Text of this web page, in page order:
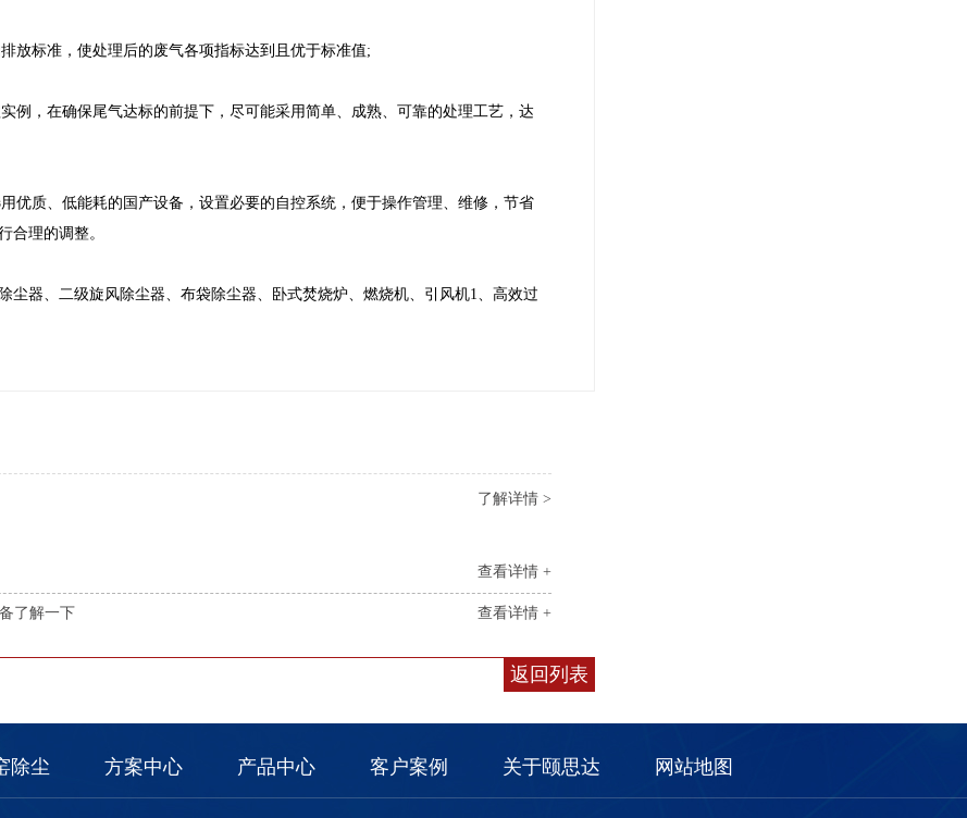
放标准，使处理后的废气各项指标达到且优于标准值;
例，在确保尾气达标的前提下，尽可能采用简单、成熟、可靠的处理工艺，达
优质、低能耗的国产设备，设置必要的自控系统，便于操作管理、维修，节省
合理的调整。
尘器、二级旋风除尘器、布袋除尘器、卧式焚烧炉、燃烧机、引风机1、高效过
了解详情 >
查看详情 +
查看详情 +
了解一下
返回列表
除尘 方案中心 产品中心 客户案例 关于颐思达 网站地图